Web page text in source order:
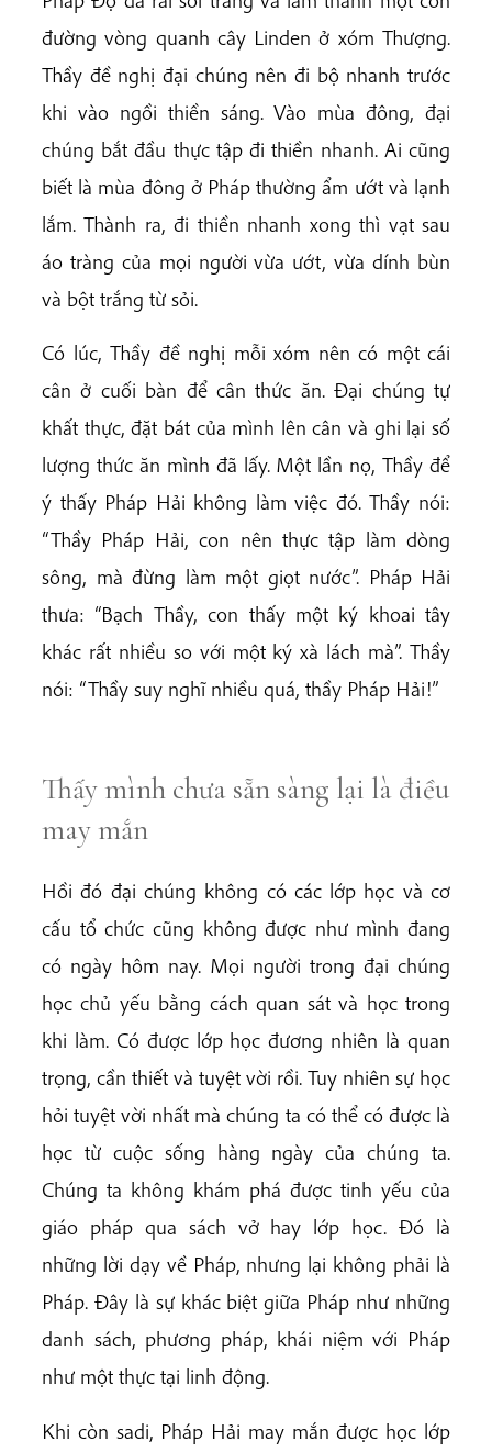
đường vòng quanh cây Linden ở xóm Thượng.
Thầy đề nghị đại chúng nên đi bộ nhanh trước
khi vào ngồi thiền sáng. Vào mùa đông, đại
chúng bắt đầu thực tập đi thiền nhanh. Ai cũng
biết là mùa đông ở Pháp thường ẩm ướt và lạnh
lắm. Thành ra, đi thiền nhanh xong thì vạt sau
áo tràng của mọi người vừa ướt, vừa dính bùn
và bột trắng từ sỏi.
Có lúc, Thầy đề nghị mỗi xóm nên có một cái
cân ở cuối bàn để cân thức ăn. Đại chúng tự
khất thực, đặt bát của mình lên cân và ghi lại số
lượng thức ăn mình đã lấy. Một lần nọ, Thầy để
ý thấy Pháp Hải không làm việc đó. Thầy nói:
“Thầy Pháp Hải, con nên thực tập làm dòng
sông, mà đừng làm một giọt nước”. Pháp Hải
thưa: “Bạch Thầy, con thấy một ký khoai tây
khác rất nhiều so với một ký xà lách mà”. Thầy
nói: “Thầy suy nghĩ nhiều quá, thầy Pháp Hải!”
Thấy mình chưa sẵn sàng lại là điều
may mắn
Hồi đó đại chúng không có các lớp học và cơ
cấu tổ chức cũng không được như mình đang
có ngày hôm nay. Mọi người trong đại chúng
học chủ yếu bằng cách quan sát và học trong
khi làm. Có được lớp học đương nhiên là quan
trọng, cần thiết và tuyệt vời rồi. Tuy nhiên sự học
hỏi tuyệt vời nhất mà chúng ta có thể có được là
học từ cuộc sống hàng ngày của chúng ta.
Chúng ta không khám phá được tinh yếu của
giáo pháp qua sách vở hay lớp học. Đó là
những lời dạy về Pháp, nhưng lại không phải là
Pháp. Đây là sự khác biệt giữa Pháp như những
danh sách, phương pháp, khái niệm với Pháp
như một thực tại linh động.
Khi còn sadi, Pháp Hải may mắn được học lớp